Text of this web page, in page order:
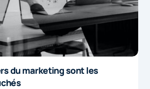
du marketing sont les